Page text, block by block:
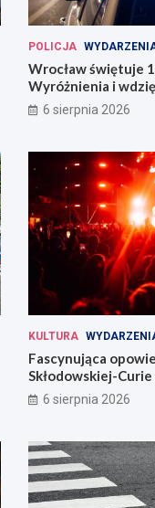
POLICJA
Wrocław świętuje
Wyróżnienia i
codzienności
6 sierpnia 2026
KULTURA
Fascynująca
Skłodowskiej-
6 sierpnia 2026